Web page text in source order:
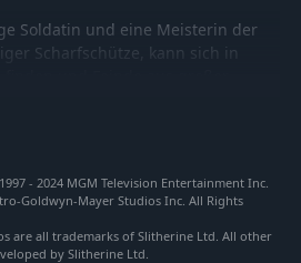
Soldatin und eine Meisterin der
Scharfschütze, kann sich in
und Feinde aus großer
und die Deaktivierung
einen Ma'tok-Stab für den
Unas-Veteran, schließt sich
- 2024 MGM Television Entertainment Inc.
Goldwyn-Mayer Studios Inc. All Rights
are all trademarks of Slitherine Ltd. All other
by Slitherine Ltd.